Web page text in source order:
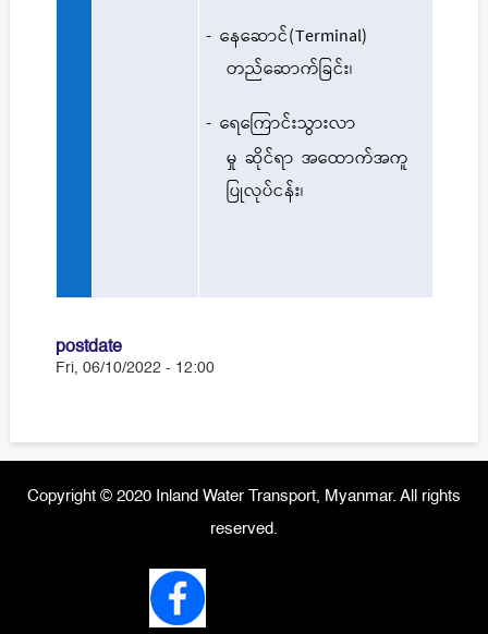
- နေဆောင်(Terminal)
တည်ဆောက်ခြင်း၊
- ရေကြောင်းသွားလာ
မှု ဆိုင်ရာ အထောက်အကူ
ပြုလုပ်ငန်း၊
postdate
Fri, 06/10/2022 - 12:00
Copyright © 2020 Inland Water Transport, Myanmar. All rights
reserved.